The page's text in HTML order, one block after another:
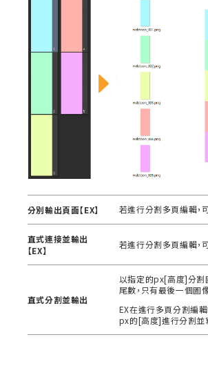
分別輸出頁面【EX】 若進行分割多頁編輯，
直式連接並輸出
【EX】
若進行分割多頁編輯，
直式分割並輸出
以指定的px[高度]分割
尾數，只有最後一個圖
EX在進行多頁分割編
px的[高度]進行分割並